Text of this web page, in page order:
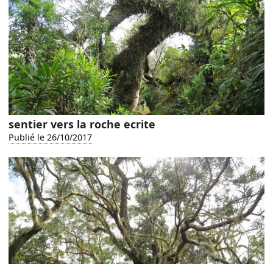
sentier vers la roche ecrite
Publié le 26/10/2017